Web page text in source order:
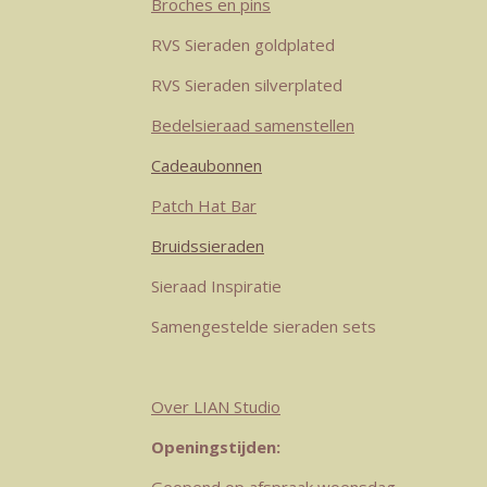
a
m
s
t
n
Broches en pins
RVS Sieraden goldplated
RVS Sieraden silverplated
Bedelsieraad samenstellen
Cadeaubonnen
Patch Hat Bar
Bruidssieraden
Sieraad Inspiratie
Samengestelde sieraden sets
Over LIAN Studio
Openingstijden: